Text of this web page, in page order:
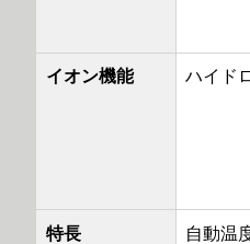
イオン機能 ハイド
特長
自動温